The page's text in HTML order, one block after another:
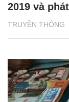
TRUYỀN THÔNG
2019 và